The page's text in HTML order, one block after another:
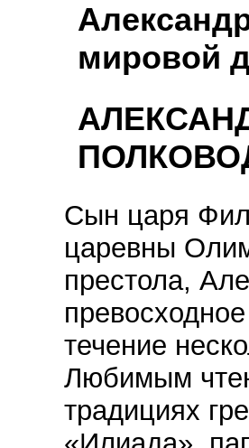
мировой
Сын царя
царевны
престола,
течение
Любимым
традициях